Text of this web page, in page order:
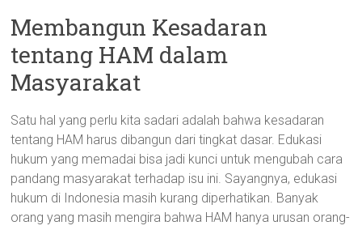
Membangun Kesadaran
tentang HAM dalam
Masyarakat
Satu hal yang perlu kita sadari adalah bahwa kesadaran
tentang HAM harus dibangun dari tingkat dasar. Edukasi
hukum yang memadai bisa jadi kunci untuk mengubah cara
pandang masyarakat terhadap isu ini. Sayangnya, edukasi
hukum di Indonesia masih kurang diperhatikan. Banyak
orang yang masih mengira bahwa HAM hanya urusan orang-